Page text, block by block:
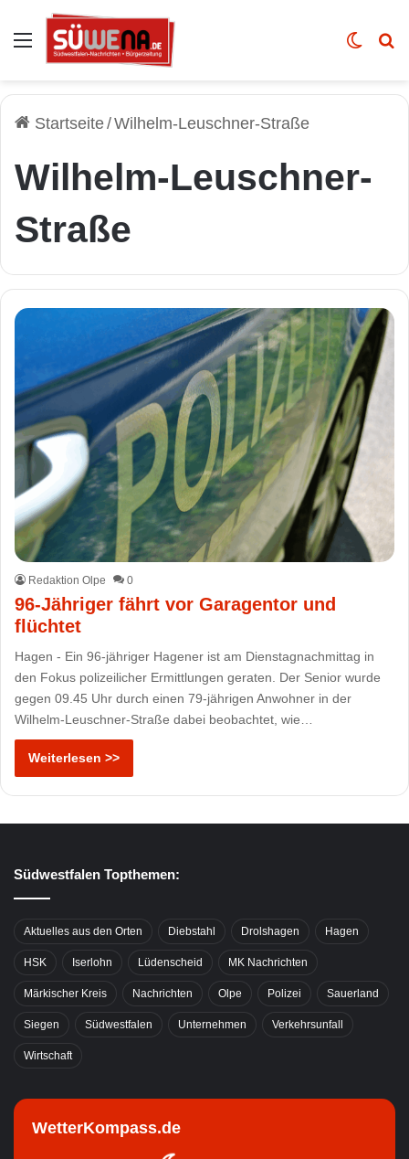
Auswahl Skin
Startseite/Wilhelm-Leuschner-Straße
Wilhelm-Leuschner-
Straße
Redaktion Olpe 0
96-Jähriger fährt vor Garagentor und
flüchtet
Hagen - Ein 96-jähriger Hagener ist am Dienstagnachmittag in
den Fokus polizeilicher Ermittlungen geraten. Der Senior wurde
gegen 09.45 Uhr durch einen 79-jährigen Anwohner in der
Wilhelm-Leuschner-Straße dabei beobachtet, wie…
Weiterlesen >>
Südwestfalen Topthemen:
Aktuelles aus den Orten Diebstahl Drolshagen Hagen
HSK Iserlohn Lüdenscheid MK Nachrichten
Märkischer Kreis Nachrichten Olpe Polizei Sauerland
Siegen Südwestfalen Unternehmen Verkehrsunfall
Wirtschaft
WetterKompass.de